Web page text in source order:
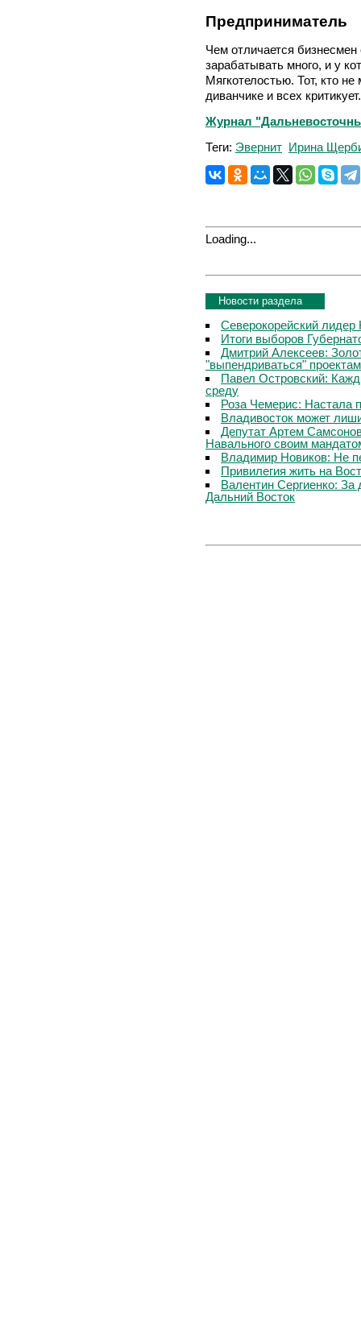
Предприниматель
Чем отличается бизнесмен
зарабатывать много, и у
Мягкотелостью. Тот, кто
диванчике и всех
Журнал
Теги: Эвернит Ирина
Loading...
Новости раздела
Северокорейский
Итоги выборов
Дмитрий Алексеев:
"выпендриваться"
Павел Островский:
среду
Роза Чемерис: Настала
Владивосток может
Депутат Артем
Навального своим
Владимир Новиков: Не
Привилегия жить на
Валентин Сергиенко:
Дальний Восток